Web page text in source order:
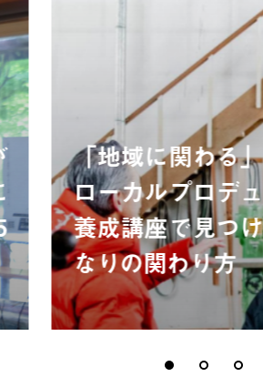
「地域に関わる
ローカルプロデ
養成講座で見つ
なりの関わり方